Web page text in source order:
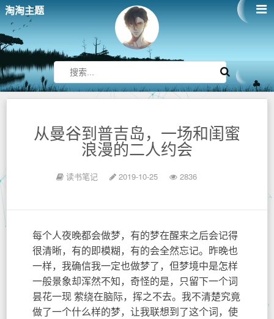
淘淘主题
从曼谷到普吉岛，一场和闺蜜
浪漫的二人约会
读书笔记 2019-10-25 2836
每个人夜晚都会做梦，有的梦在醒来之后会记得
很清晰，有的即模糊，有的会全然忘记。昨晚也
一样，我确信我一定也做梦了，但梦境中是怎样
一般景象却浑然不知，奇怪的是，只留下一个词
昙花一现 萦绕在脑际，挥之不去。我不清楚究竟
做了一个什么样的梦，让我联想到了这个词，使